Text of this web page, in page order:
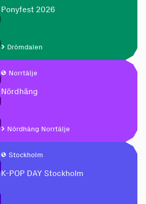
Ponyfest 2026
Drömdalen
Norrtälje
Nördhäng
Nördhäng Norrtälje
Stockholm
K-POP DAY Stockholm